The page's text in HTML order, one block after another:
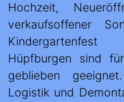
Hochzeit,
verkaufsoffener
Hüpfburgen sind
geblieben
Logistik und